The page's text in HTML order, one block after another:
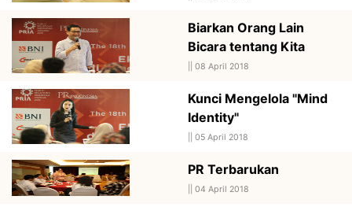
Biarkan Orang Lain
Bicara tentang Kita
08 April 2018
Kunci Mengelola "Mind
Identity"
05 April 2018
PR Terbarukan
04 April 2018